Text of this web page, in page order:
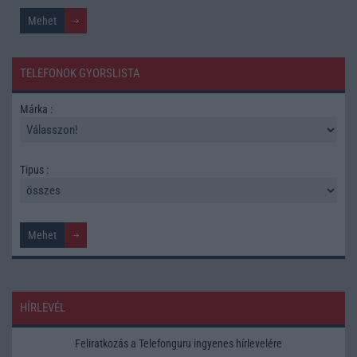
TELEFONOK GYORSLISTA
Márka :
Tipus :
HÍRLEVÉL
Feliratkozás a Telefonguru ingyenes hírlevelére